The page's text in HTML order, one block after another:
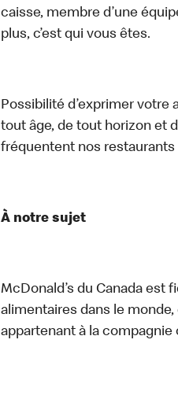
caisse, membre d’une
plus, c’est qui vous êtes.
Possibilité d’exprimer votre
tout âge, de tout horizon et
fréquentent nos restaurants
À notre sujet
McDonald’s du Canada est
alimentaires dans le
appartenant à la